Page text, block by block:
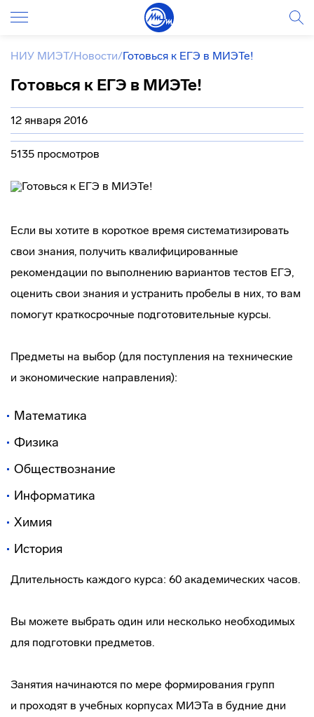
НИУ МИЭТ/Новости/Готовься к ЕГЭ в МИЭТе!
Готовься к ЕГЭ в МИЭТе!
12 января 2016
5135 просмотров
Если вы хотите в короткое время систематизировать
свои знания, получить квалифицированные
рекомендации по выполнению вариантов тестов ЕГЭ,
оценить свои знания и устранить пробелы в них, то вам
помогут краткосрочные подготовительные курсы.
Предметы на выбор (для поступления на технические
и экономические направления):
Математика
Физика
Обществознание
Информатика
Химия
История
Длительность каждого курса: 60 академических часов.
Вы можете выбрать один или несколько необходимых
для подготовки предметов.
Занятия начинаются по мере формирования групп
и проходят в учебных корпусах МИЭТа в будние дни